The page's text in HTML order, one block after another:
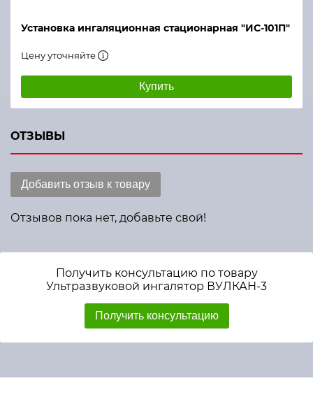
Установка ингаляционная стационарная "ИС-101П"
Цену уточняйте
Купить
ОТЗЫВЫ
Добавить отзыв к товару
Отзывов пока нет, добавьте свой!
Получить консультацию по товару
Ультразвуковой ингалятор ВУЛКАН-3
Получить консультацию